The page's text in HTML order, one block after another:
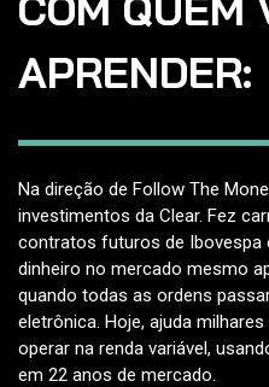
APRENDER:
Na direção de Follow The
investimentos da Clear. Fez
contratos futuros de Ibovespa
dinheiro no mercado mesmo
quando todas as ordens
eletrônica. Hoje, ajuda
operar na renda variável,
em 22 anos de mercado.